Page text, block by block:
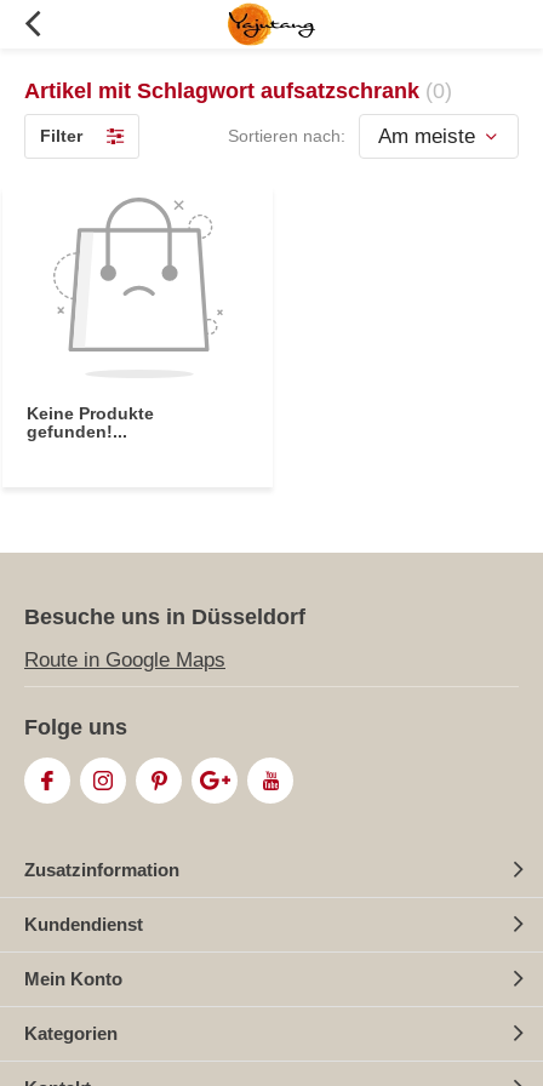
Artikel mit Schlagwort aufsatzschrank (0)
Filter Sortieren nach:
Keine Produkte
gefunden!...
Besuche uns in Düsseldorf
Route in Google Maps
Folge uns
Zusatzinformation
Kundendienst
Mein Konto
Kategorien